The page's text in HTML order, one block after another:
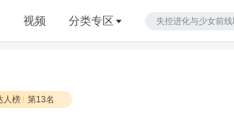
视频 分类专区
人榜 第13名